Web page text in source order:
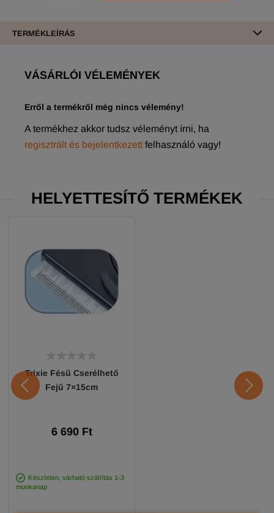
TERMÉKLEÍRÁS
VÁSÁRLÓI VÉLEMÉNYEK
Erről a termékről még nincs vélemény!
A termékhez akkor tudsz véleményt írni, ha
regisztrált és bejelentkezett felhasználó vagy!
HELYETTESÍTŐ TERMÉKEK
Trixie Fésű Cserélhető
Fejű 7×15cm
6 690 Ft
Készleten, várható szállítás 1-3
munkanap